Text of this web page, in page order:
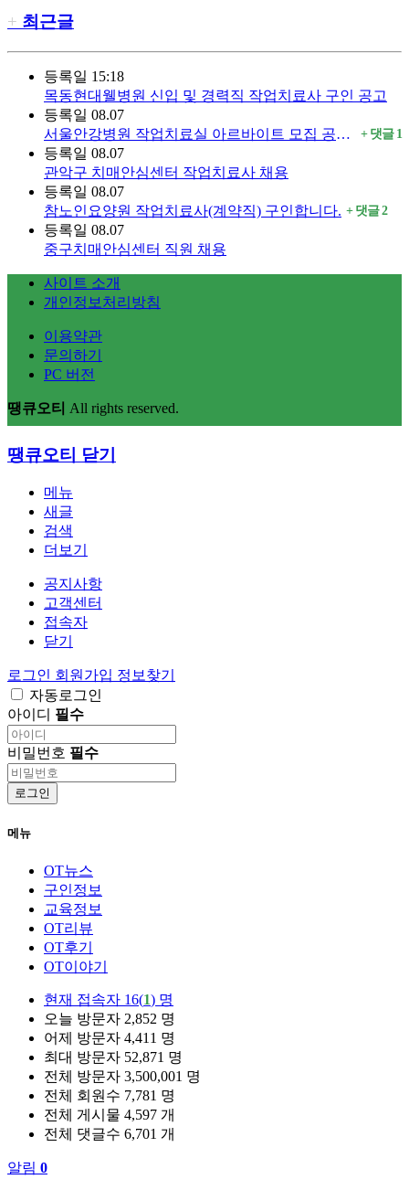
최근글
등록일 15:18
목동현대웰병원 신입 및 경력직 작업치료사 구인 공고
등록일 08.07
서울안강병원 작업치료실 아르바이트 모집 공고 (장기근무 우대)
댓글1
등록일 08.07
관악구 치매안심센터 작업치료사 채용
등록일 08.07
참노인요양원 작업치료사(계약직) 구인합니다.
댓글2
등록일 08.07
중구치매안심센터 직원 채용
사이트 소개
개인정보처리방침
이용약관
문의하기
PC 버전
땡큐오티 All rights reserved.
땡큐오티 닫기
메뉴
새글
검색
더보기
공지사항
고객센터
접속자
닫기
로그인 회원가입 정보찾기
자동로그인
아이디 필수
비밀번호 필수
로그인
메뉴
OT뉴스
구인정보
교육정보
OT리뷰
OT후기
OT이야기
현재 접속자 16(1) 명
오늘 방문자 2,852 명
어제 방문자 4,411 명
최대 방문자 52,871 명
전체 방문자 3,500,001 명
전체 회원수 7,781 명
전체 게시물 4,597 개
전체 댓글수 6,701 개
알림 0